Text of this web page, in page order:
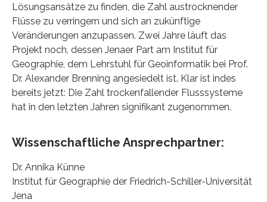
Lösungsansätze zu finden, die Zahl austrocknender
Flüsse zu verringern und sich an zukünftige
Veränderungen anzupassen. Zwei Jahre läuft das
Projekt noch, dessen Jenaer Part am Institut für
Geographie, dem Lehrstuhl für Geoinformatik bei Prof.
Dr. Alexander Brenning angesiedelt ist. Klar ist indes
bereits jetzt: Die Zahl trockenfallender Flusssysteme
hat in den letzten Jahren signifikant zugenommen.
Wissenschaftliche Ansprechpartner:
Dr. Annika Künne
Institut für Geographie der Friedrich-Schiller-Universität
Jena